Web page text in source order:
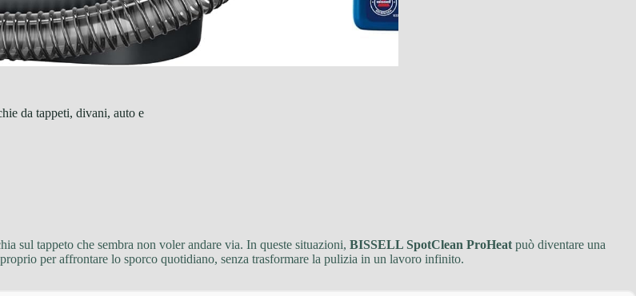
da tappeti, divani, auto e
sul tappeto che sembra non voler andare via. In queste situazioni, BISSELL SpotClean ProHeat può diventare una
per affrontare lo sporco quotidiano, senza trasformare la pulizia in un lavoro infinito.